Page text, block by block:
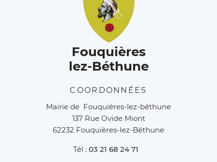
Fouquières
lez-Béthune
COORDONNÉES
Mairie de Fouquières-lez-béthune
137 Rue Ovide Miont
62232 Fouquières-lez-Béthune
Tél : 03 21 68 24 71